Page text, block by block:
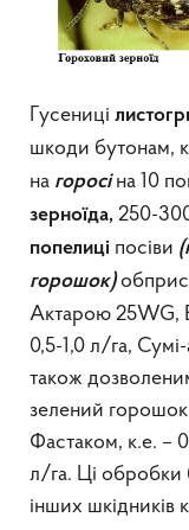
Гусениці
шкоди бутонам,
на горосіна 10
зерноїда, 250-
попелиці посіви
горошок)
Актарою 25WG,
0,5-1,0 л/га,
також
зелений
Фастаком, к.е. –
л/га. Ці обробки
інших шкідників